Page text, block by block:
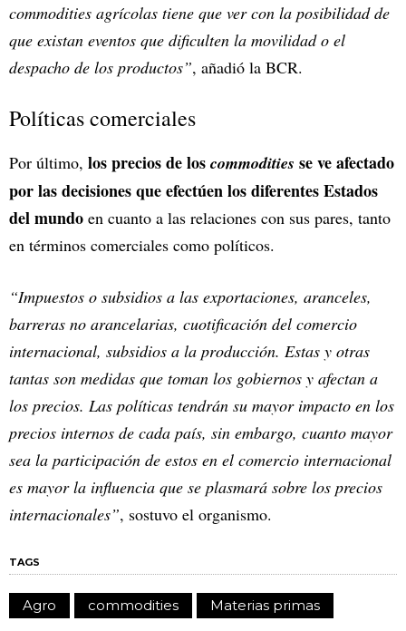
commodities agrícolas tiene que ver con la posibilidad de
que existan eventos que dificulten la movilidad o el
despacho de los productos”, añadió la BCR.
Políticas comerciales
Por último, los precios de los commodities se ve afectado
por las decisiones que efectúen los diferentes Estados
del mundo en cuanto a las relaciones con sus pares, tanto
en términos comerciales como políticos.
“Impuestos o subsidios a las exportaciones, aranceles,
barreras no arancelarias, cuotificación del comercio
internacional, subsidios a la producción. Estas y otras
tantas son medidas que toman los gobiernos y afectan a
los precios. Las políticas tendrán su mayor impacto en los
precios internos de cada país, sin embargo, cuanto mayor
sea la participación de estos en el comercio internacional
es mayor la influencia que se plasmará sobre los precios
internacionales”, sostuvo el organismo.
TAGS
Agro commodities Materias primas